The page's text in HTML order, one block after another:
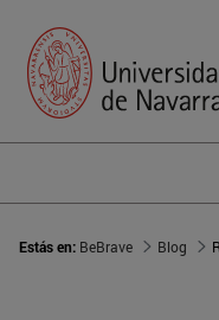
Estás en: BeBrave Blog